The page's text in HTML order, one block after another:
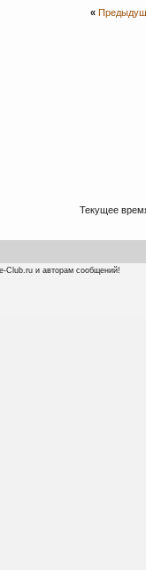
«
Текущее
Club.ru и авторам сообщений!